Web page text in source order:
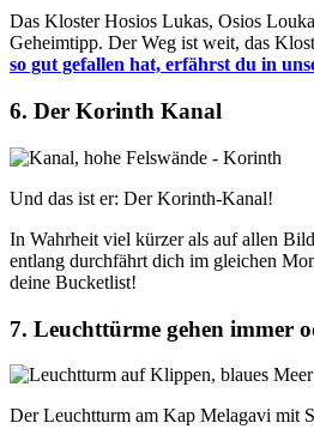
Das Kloster Hosios Lukas, Osios
Geheimtipp. Der Weg ist weit, das
so gut gefallen hat, erfährst du in
6. Der Korinth Kanal
Und das ist er: Der Korinth-Kanal!
In Wahrheit viel kürzer als auf allen
entlang durchfährt dich im gleichen
deine Bucketlist!
7. Leuchttürme gehen immer
Der Leuchtturm am Kap Melagavi mit